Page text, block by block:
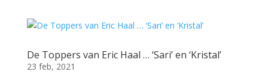
De Toppers van Eric Haal … ‘Sari’ en ‘Kristal’
23 feb, 2021